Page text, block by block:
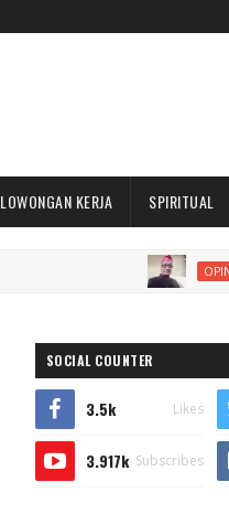
LOWONGAN KERJA SPIRITUAL
OPINI/ARTIKEL
SOCIAL COUNTER
3.5k Likes
3.917k Subscribes